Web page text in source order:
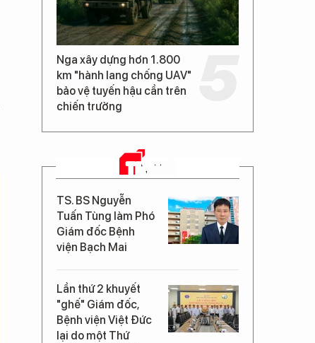
Nga xây dựng hơn 1.800
km "hành lang chống UAV"
bảo vệ tuyến hậu cần trên
chiến trường
TIN MỚI
TS. BS Nguyễn
Tuấn Tùng làm Phó
Giám đốc Bệnh
viện Bạch Mai
Lần thứ 2 khuyết
"ghế" Giám đốc,
Bệnh viện Việt Đức
lại do một Thứ